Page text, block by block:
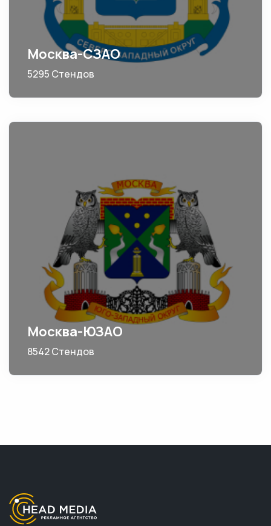
Москва-СЗАО
5295 Стендов
Москва-ЮЗАО
8542 Стендов